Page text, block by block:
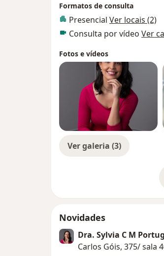
Formatos de consulta
Presencial Ver locais (2)
Consulta por vídeo Ver
Fotos e vídeos
Ver galeria (3)
Novidades
Dra. Sylvia C M
Carlos Góis, 375/ sala